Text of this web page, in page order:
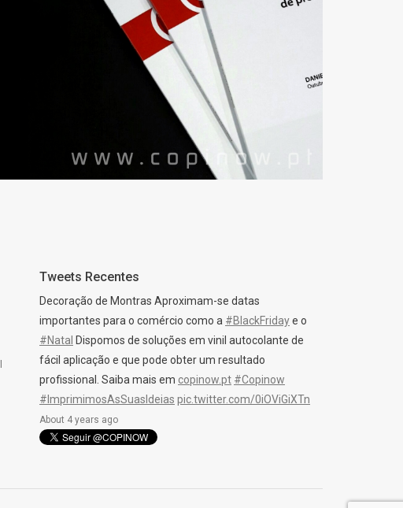
Tweets Recentes
Decoração de Montras Aproximam-se datas
importantes para o comércio como a #BlackFridaye o
#Natal Dispomos de soluções em vinil autocolante de
fácil aplicação e que pode obter um resultado
profissional. Saiba mais em copinow.pt #Copinow
#ImprimimosAsSuasIdeias pic.twitter.com/0iOViGiXTn
About 4 years ago